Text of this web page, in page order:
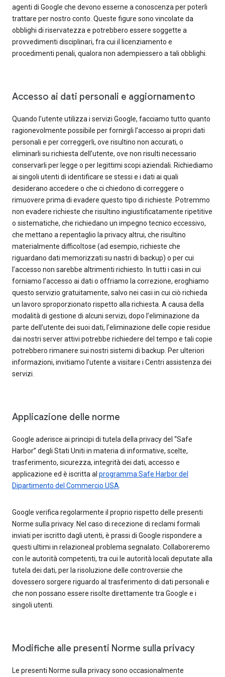
agenti di Google che devono esserne a conoscenza per poterli
trattare per nostro conto. Queste figure sono vincolate da
obblighi di riservatezza e potrebbero essere soggette a
provvedimenti disciplinari, fra cui il licenziamento e
procedimenti penali, qualora non adempiessero a tali obblighi.
Accesso ai dati personali e aggiornamento
Quando l’utente utilizza i servizi Google, facciamo tutto quanto
ragionevolmente possibile per fornirgli l’accesso ai propri dati
personali e per correggerli, ove risultino non accurati, o
eliminarli su richiesta dell’utente, ove non risulti necessario
conservarli per legge o per legittimi scopi aziendali. Richiediamo
ai singoli utenti di identificare se stessi e i dati ai quali
desiderano accedere o che ci chiedono di correggere o
rimuovere prima di evadere questo tipo di richieste. Potremmo
non evadere richieste che risultino ingiustificatamente ripetitive
o sistematiche, che richiedano un impegno tecnico eccessivo,
che mettano a repentaglio la privacy altrui, che risultino
materialmente difficoltose (ad esempio, richieste che
riguardano dati memorizzati su nastri di backup) o per cui
l’accesso non sarebbe altrimenti richiesto. In tutti i casi in cui
forniamo l’accesso ai dati o offriamo la correzione, eroghiamo
questo servizio gratuitamente, salvo nei casi in cui ciò richieda
un lavoro sproporzionato rispetto alla richiesta. A causa della
modalità di gestione di alcuni servizi, dopo l’eliminazione da
parte dell’utente dei suoi dati, l’eliminazione delle copie residue
dai nostri server attivi potrebbe richiedere del tempo e tali copie
potrebbero rimanere sui nostri sistemi di backup. Per ulteriori
informazioni, invitiamo l’utente a visitare i Centri assistenza dei
servizi.
Applicazione delle norme
Google aderisce ai principi di tutela della privacy del “Safe
Harbor” degli Stati Uniti in materia di informative, scelte,
trasferimento, sicurezza, integrità dei dati, accesso e
applicazione ed è iscritta al programma Safe Harbor del
Dipartimento del Commercio USA
Google verifica regolarmente il proprio rispetto delle presenti
Norme sulla privacy. Nel caso di recezione di reclami formali
inviati per iscritto dagli utenti, è prassi di Google rispondere a
questi ultimi in relazioneal problema segnalato. Collaboreremo
con le autorità competenti, tra cui le autorità locali deputate alla
tutela dei dati, per la risoluzione delle controversie che
dovessero sorgere riguardo al trasferimento di dati personali e
che non possano essere risolte direttamente tra Google e i
singoli utenti.
Modifiche alle presenti Norme sulla privacy
Le presenti Norme sulla privacy sono occasionalmente